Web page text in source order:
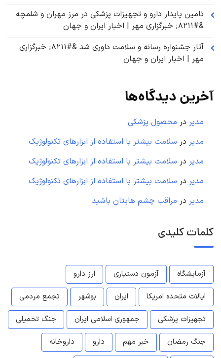
تامین پایدار دارو و تجهیزات پزشکی در مرز مهران و شلمچه
&#۸۲۱۱; خبرگزاری مهر | اخبار ایران و جهان
آثار جشنواره رسانه و سلامت داوری شد &#۸۲۱۱; خبرگزاری
مهر | اخبار ایران و جهان
آخرین دیدگاه‌ها
مدیر در محصول پزشکی
مدیر در سلامت بیشتر با استفاده از ابزارهای تکنولوژیک
مدیر در سلامت بیشتر با استفاده از ابزارهای تکنولوژیک
مدیر در سلامت بیشتر با استفاده از ابزارهای تکنولوژیک
مدیر در مراقب چشم هایتان باشید
کلمات کلیدی
آزمایشگاه آزمون دستیاری
ارز دارو
ایالات متحده امریکا
ایران بوشهر
تجمع مردمی
تجهیزات پزشکی
جمهوری اسلامی ایران
جنگ تحمیلی
جنگ رمضان
خبر مهم دارو
داروخانه